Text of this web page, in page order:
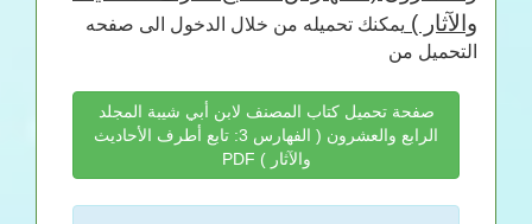
والآثار ) يمكنك تحميله من خلال الدخول الى صفحه
التحميل من
صفحة تحميل كتاب المصنف لابن أبي شيبة المجلد
الرابع والعشرون ( الفهارس 3: تابع أطرف الأحاديث
والآثار ) PDF